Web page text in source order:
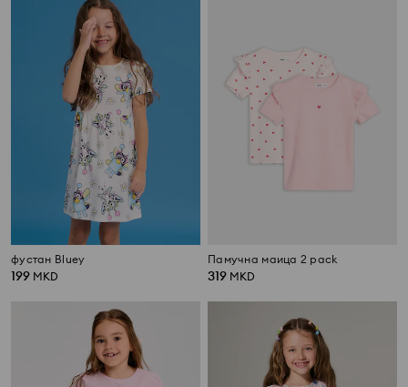
фустан Bluey
199 MKD
Памучна маица 2 pack
319 MKD